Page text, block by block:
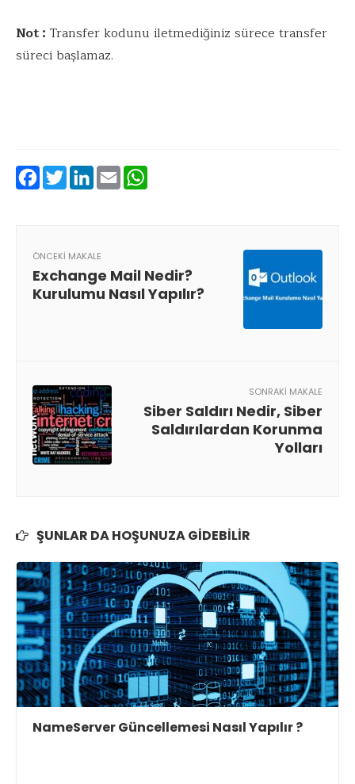
Not : Transfer kodunu iletmediğiniz sürece transfer
süreci başlamaz.
Facebook
Twitter
LinkedIn
Email
ÖNCEKI MAKALE
Exchange Mail Nedir?
Kurulumu Nasıl Yapılır?
SONRAKI MAKALE
Siber Saldırı Nedir, Siber
Saldırılardan Korunma
Yolları
ŞUNLAR DA HOŞUNUZA GIDEBILIR
NameServer Güncellemesi Nasıl Yapılır ?